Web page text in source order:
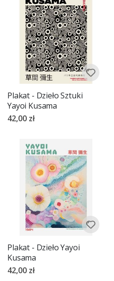
Plakat - Dzieło Sztuki
Yayoi Kusama
42,00 zł
Plakat - Dzieło Yayoi
Kusama
42,00 zł